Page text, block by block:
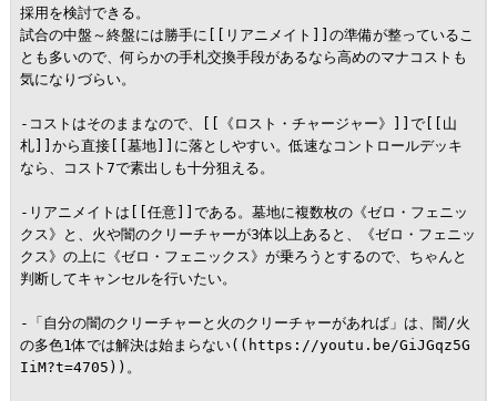
採用を検討できる。
試合の中盤～終盤には勝手に[[リアニメイト]]の準備が整っているこ
とも多いので、何らかの手札交換手段があるなら高めのマナコストも
気になりづらい。
-コストはそのままなので、[[《ロスト・チャージャー》]]で[[山
札]]から直接[[墓地]]に落としやすい。低速なコントロールデッキ
なら、コスト7で素出しも十分狙える。
-リアニメイトは[[任意]]である。墓地に複数枚の《ゼロ・フェニッ
クス》と、火や闇のクリーチャーが3体以上あると、《ゼロ・フェニッ
クス》の上に《ゼロ・フェニックス》が乗ろうとするので、ちゃんと
判断してキャンセルを行いたい。
-「自分の闇のクリーチャーと火のクリーチャーがあれば」は、闇/火
の多色1体では解決は始まらない((https://youtu.be/GiJGqz5G
IiM?t=4705))。